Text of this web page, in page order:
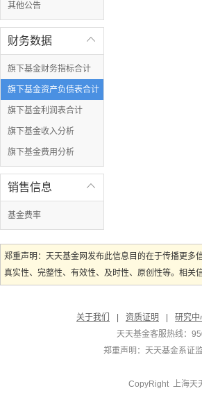
其他公告

财务数据
旗下基金财务指标合计
旗下基金资产负债表合计
旗下基金利润表合计
旗下基金收入分析
旗下基金费用分析

销售信息
基金费率
郑重声明：天天基金网发布此信息目的在于传播更多
真实性、完整性、有效性、及时性、原创性等。相
关于我们
资质证明 研究中
天天基金客服热线：
郑重声明： 天天基金系证
CopyRight 上海天